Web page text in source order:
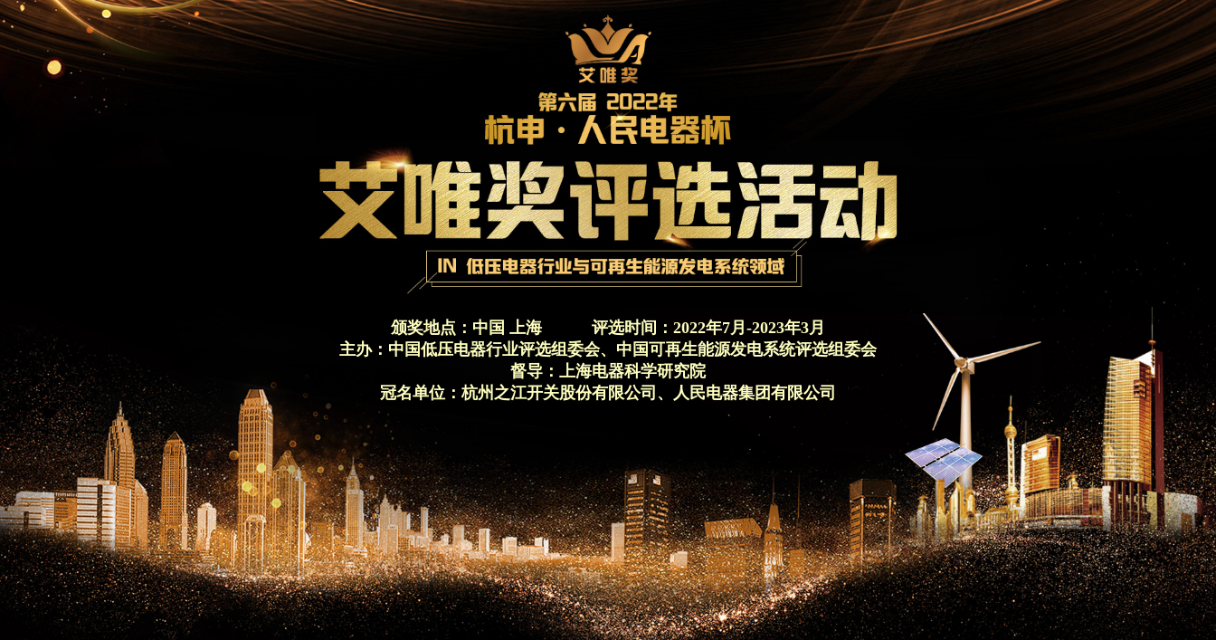
颁奖地点：中国 上海
评选时间：2022年7月-2023年3月
主办：中国低压电器行业评选组委会、中国可再生能源发电系统评选组委会
督导：上海电器科学研究院
冠名单位：杭州之江开关股份有限公司、人民电器集团有限公司